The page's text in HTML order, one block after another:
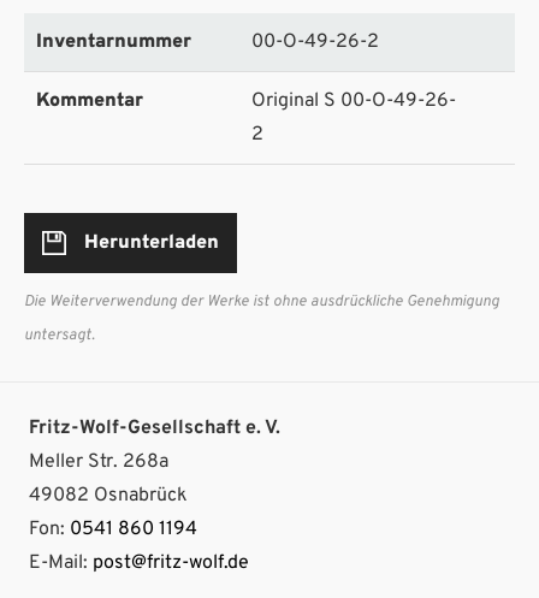
Inventarnummer 00-O-49-26-2
Kommentar
Original S 00-O-49-26-
2
Herunterladen
Die Weiterverwendung der Werke ist ohne ausdrückliche Genehmigung
untersagt.
Fritz-Wolf-Gesellschaft e. V.
Meller Str. 268a
49082 Osnabrück
Fon: 0541 860 1194
E-Mail: post@fritz-wolf.de